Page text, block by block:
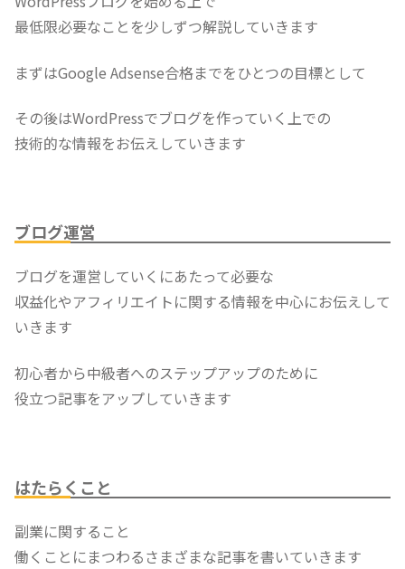
最低限必要なことを少しずつ解説していきます
まずはGoogle Adsense合格までをひとつの目標として
その後はWordPressでブログを作っていく上での
技術的な情報をお伝えしていきます
ブログ運営
ブログを運営していくにあたって必要な
収益化やアフィリエイトに関する情報を中心にお伝えして
いきます
初心者から中級者へのステップアップのために
役立つ記事をアップしていきます
はたらくこと
副業に関すること
働くことにまつわるさまざまな記事を書いていきます